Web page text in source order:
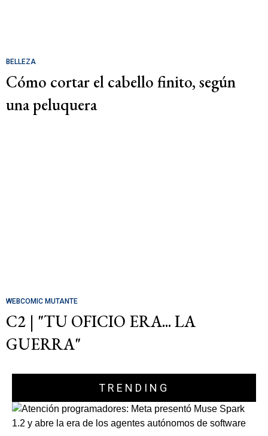
BELLEZA
Cómo cortar el cabello finito, según
una peluquera
WEBCOMIC MUTANTE
C2 | "TU OFICIO ERA... LA
GUERRA"
TRENDING